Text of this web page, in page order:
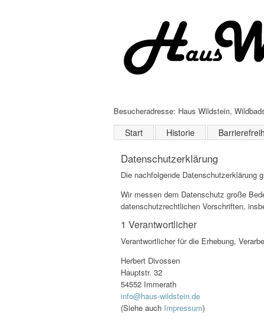
Besucheradresse: Haus Wildstein,
Start Historie
Datenschutzerklärung
Die nachfolgende Datenschutzerklärung
Wir messen dem Datenschutz große
datenschutzrechtlichen Vorschriften,
1 Verantwortlicher
Verantwortlicher für die Erhebung,
Herbert Divossen
Hauptstr. 32
54552 Immerath
info@haus-wildstein.de
(Siehe auch Impressum)